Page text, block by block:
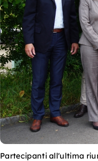
Partecipanti all'ultima